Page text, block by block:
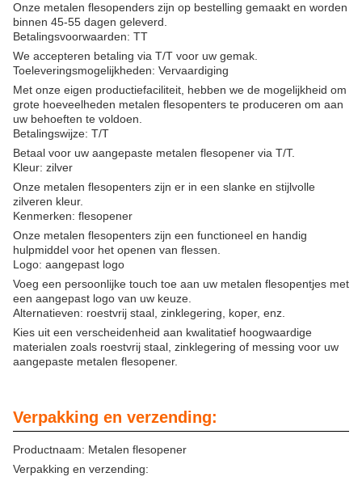
Onze metalen flesopenders zijn op bestelling gemaakt en worden
binnen 45-55 dagen geleverd.
Betalingsvoorwaarden: TT
We accepteren betaling via T/T voor uw gemak.
Toeleveringsmogelijkheden: Vervaardiging
Met onze eigen productiefaciliteit, hebben we de mogelijkheid om
grote hoeveelheden metalen flesopenters te produceren om aan
uw behoeften te voldoen.
Betalingswijze: T/T
Betaal voor uw aangepaste metalen flesopener via T/T.
Kleur: zilver
Onze metalen flesopenters zijn er in een slanke en stijlvolle
zilveren kleur.
Kenmerken: flesopener
Onze metalen flesopenters zijn een functioneel en handig
hulpmiddel voor het openen van flessen.
Logo: aangepast logo
Voeg een persoonlijke touch toe aan uw metalen flesopentjes met
een aangepast logo van uw keuze.
Alternatieven: roestvrij staal, zinklegering, koper, enz.
Kies uit een verscheidenheid aan kwalitatief hoogwaardige
materialen zoals roestvrij staal, zinklegering of messing voor uw
aangepaste metalen flesopener.
Verpakking en verzending:
Productnaam: Metalen flesopener
Verpakking en verzending: